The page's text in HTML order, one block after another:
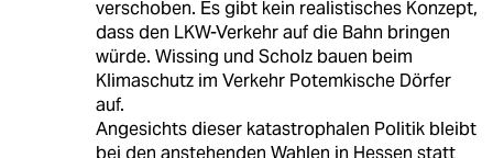
verschoben. Es gibt kein realistisches Konzept,
dass den LKW-Verkehr auf die Bahn bringen
würde. Wissing und Scholz bauen beim
Klimaschutz im Verkehr Potemkische Dörfer
auf.
Angesichts dieser katastrophalen Politik bleibt
bei den anstehenden Wahlen in Hessen statt